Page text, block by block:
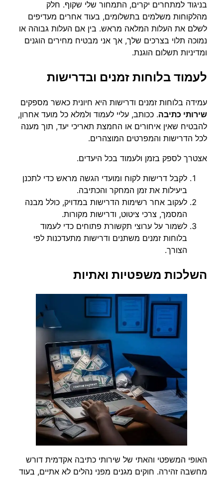
בניגוד למתחרים יקרים, התמחור שלי שקוף. חלק
מהלקוחות משלמים בתשלומים, בעוד אחרים מעדיפים
לשלם את העלות המלאה מראש. בין אם העלות גבוהה או
נמוכה תלוי בצרכים שלך, אך אני מבטיח מחירים הוגנים
ומדיניות תשלום הוגנת.
לעמוד בלוחות זמנים ובדרישות
עמידה בלוחות זמנים ודרישות היא חיונית כאשר מספקים
שירותי כתיבה. ככותב, עליי לעמוד ולמלא כל מועד אחרון,
להבטיח שאין איחורים או החמצת תאריכי יעד, תוך מענה
לכל הדרישות והמפרטים המוצהרים.
אצטרך לספק בזמן ולעמוד בכל היעדים.
לקבל דרישות לקוח ומועדי הגשה מראש כדי לתכנן
ביעילות את זמן המחקר והכתיבה.
לעקוב אחר רשימות הדרישות במדויק, כולל מבנה
המסמך, צרכי ציטוט, ודרישות מקורות.
לשמור על ערוצי תקשורת פתוחים כדי לעמוד
בלוחות זמנים משתנים ודרישות מתעדכנות לפי
הצורך.
השלכות משפטיות ואתיות
האופי המשפטי והאתי של שירותי כתיבה אקדמית דורש
מחשבה זהירה. חוקים מגנים מפני נהלים לא אתיים, בעוד